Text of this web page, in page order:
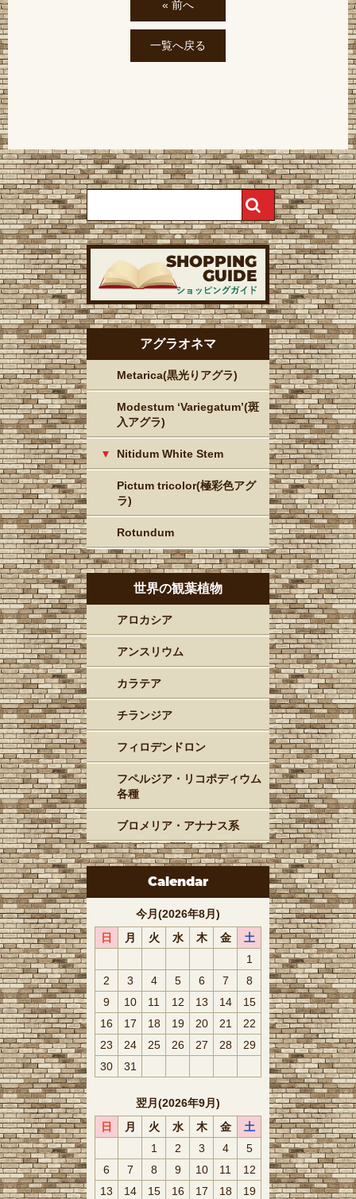
« 前へ
一覧へ戻る
アグラオネマ
Metarica(黒光りアグラ)
Modestum ‘Variegatum’(斑
入アグラ)
Nitidum White Stem
Pictum tricolor(極彩色アグ
ラ)
Rotundum
世界の観葉植物
アロカシア
アンスリウム
カラテア
チランジア
フィロデンドロン
フペルジア・リコポディウム
各種
ブロメリア・アナナス系
Calendar
今月(2026年8月)
日
月 火 水 木 金
土
1
2
3 4 5 6 7
8
9
10 11 12 13 14
15
16
17 18 19 20 21
22
23
24 25 26 27 28
29
30
31
翌月(2026年9月)
日
月 火 水 木 金
土
1
2 3 4
5
6
7 8 9 10 11
12
13
14 15 16 17 18 19